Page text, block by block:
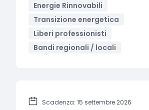
Energie Rinnovabili
Transizione energetica
Liberi professionisti
Bandi regionali / locali
Scadenza: 15 settembre 2026